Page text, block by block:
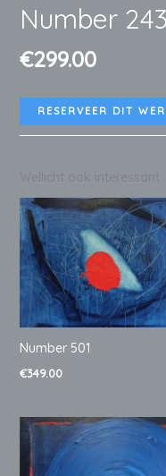
Number 243
€299.00
RESERVEER DIT
Number 501
€349.00